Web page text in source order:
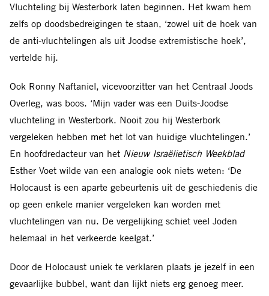
Vluchteling bij Westerbork laten beginnen. Het kwam hem
zelfs op doodsbedreigingen te staan, ‘zowel uit de hoek van
de anti-vluchtelingen als uit Joodse extremistische hoek’,
vertelde hij.
Ook Ronny Naftaniel, vicevoorzitter van het Centraal Joods
Overleg, was boos. ‘Mijn vader was een Duits-Joodse
vluchteling in Westerbork. Nooit zou hij Westerbork
vergeleken hebben met het lot van huidige vluchtelingen.’
En hoofdredacteur van het Nieuw Israëlietisch Weekblad
Esther Voet wilde van een analogie ook niets weten: ‘De
Holocaust is een aparte gebeurtenis uit de geschiedenis die
op geen enkele manier vergeleken kan worden met
vluchtelingen van nu. De vergelijking schiet veel Joden
helemaal in het verkeerde keelgat.’
Door de Holocaust uniek te verklaren plaats je jezelf in een
gevaarlijke bubbel, want dan lijkt niets erg genoeg meer.